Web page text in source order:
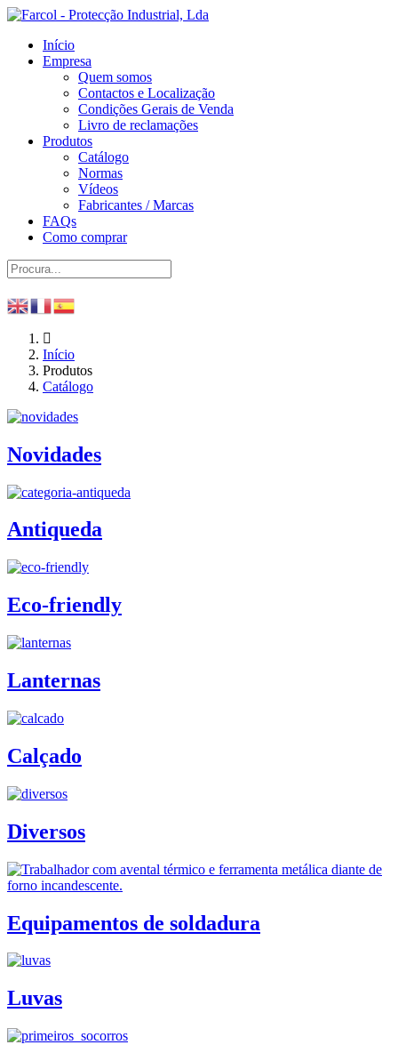
Início
Empresa
Quem somos
Contactos e Localização
Condições Gerais de Venda
Livro de reclamações
Produtos
Catálogo
Normas
Vídeos
Fabricantes / Marcas
FAQs
Como comprar
Início
Produtos
Catálogo
Novidades
Antiqueda
Eco-friendly
Lanternas
Calçado
Diversos
Equipamentos de soldadura
Luvas